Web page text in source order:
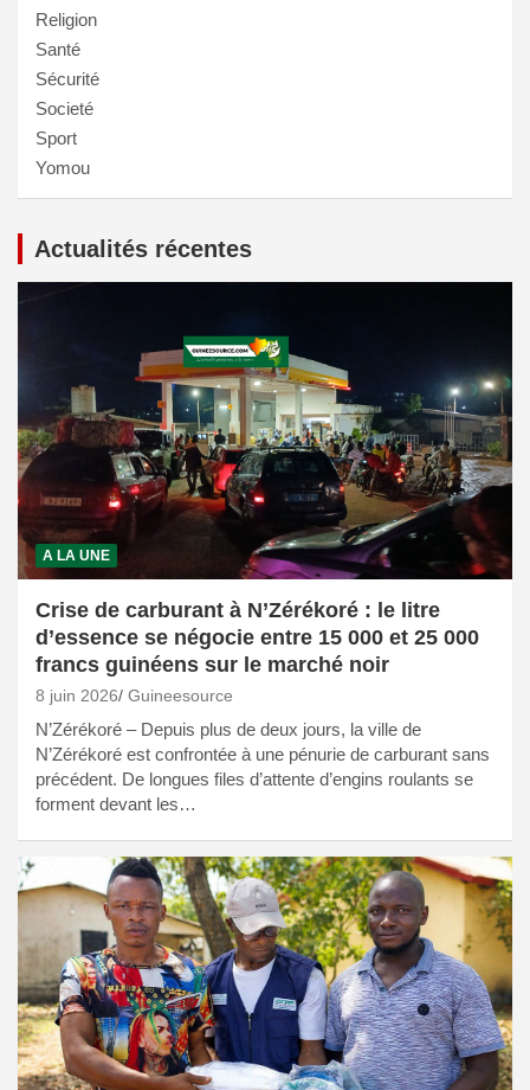
Religion
Santé
Sécurité
Societé
Sport
Yomou
Actualités récentes
A LA UNE
Crise de carburant à N’Zérékoré : le litre
d’essence se négocie entre 15 000 et 25 000
francs guinéens sur le marché noir
8 juin 2026 Guineesource
N’Zérékoré – Depuis plus de deux jours, la ville de
N’Zérékoré est confrontée à une pénurie de carburant sans
précédent. De longues files d’attente d’engins roulants se
forment devant les…